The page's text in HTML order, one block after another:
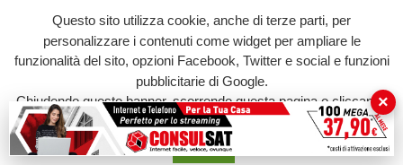
SEGUICI SUI SOCIAL
f
Facebook
◎ ▶
YouTube
© 2026 LABTV - Tutti i diritti riservati
Questo sito utilizza cookie, anche di terze parti, per
personalizzare i contenuti come widget per ampliare le
funzionalità del sito, opzioni Facebook, Twitter e social e funzioni
pubblicitarie di Google.
Chiudendo questo banner, scorrendo questa pagina o cliccando
su qualunque suo elemento acconsenti all'uso dei cookie.
Accetta
×